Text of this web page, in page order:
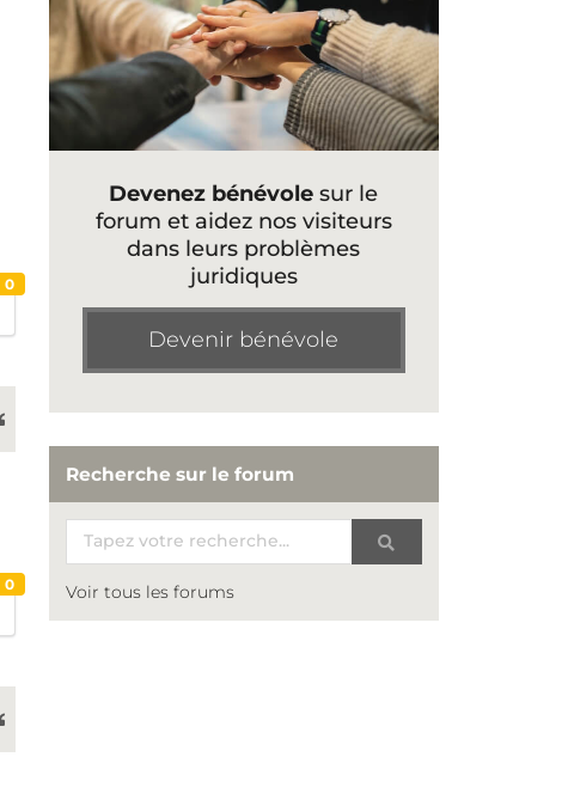
0
0
Devenez bénévole sur le
forum et aidez nos visiteurs
dans leurs problèmes
juridiques
Devenir bénévole
Recherche sur le forum
Voir tous les forums